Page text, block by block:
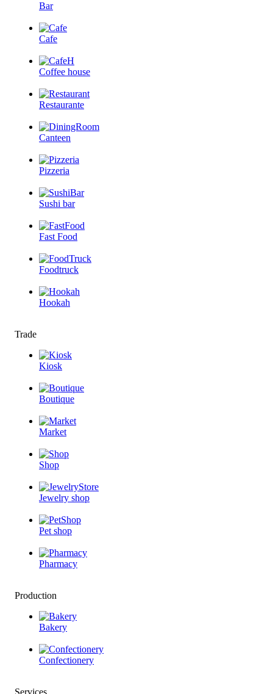
Bar
Cafe
Coffee house
Restaurante
Canteen
Pizzeria
Sushi bar
Fast Food
Foodtruck
Hookah
Trade
Kiosk
Boutique
Market
Shop
Jewelry shop
Pet shop
Pharmacy
Production
Bakery
Confectionery
Services